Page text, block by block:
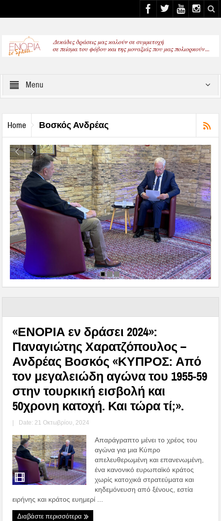
Menu
Home Βοσκός Ανδρέας
«ΕΝΟΡΙΑ εν δράσει 2024»:
Παναγιώτης Χαρατζόπουλος –
Ανδρέας Βοσκός «ΚΥΠΡΟΣ: Από
τον μεγαλειώδη αγώνα του 1955-59
στην τουρκική εισβολή και
50χρονη κατοχή. Και τώρα τί;».
| Date: 21 Οκτωβρίου, 2024
Απαράγραπτο μένει το χρέος του
αγώνα για μια Κύπρο
απελευθερωμένη και επανενωμένη,
ένα κανονικό ευρωπαϊκό κράτος
χωρίς κατοχικά στρατεύματα και
κηδεμόνευση από ξένους, εστία
ειρήνης και κράτος ευημερί ...
Διαβάστε περισσότερα